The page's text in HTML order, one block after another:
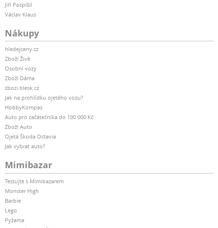
Jiří Pospíšil
Václav Klaus
Nákupy
hledejceny.cz
Zboží Živě
Osobní vozy
Zboží Dáma
zbozi.blesk.cz
Jak na prohlídku ojetého vozu?
HobbyKompas
Auto pro začátečníka do 100 000 Kč
Zboží Auto
Ojetá Škoda Octavia
Jak vybrat auto?
Mimibazar
Testujte s Mimibazarem
Monster High
Barbie
Lego
Pyžama